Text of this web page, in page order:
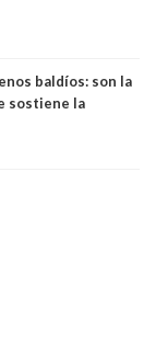
baldíos: son la
sostiene la